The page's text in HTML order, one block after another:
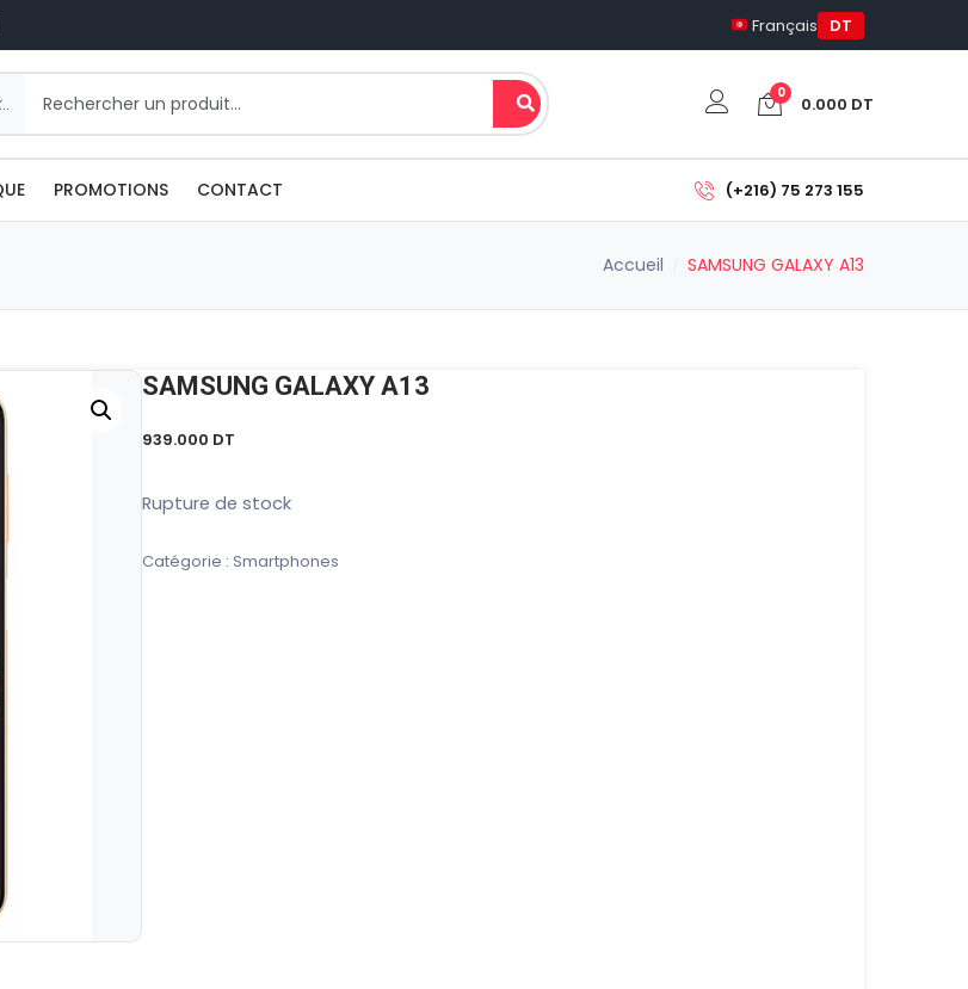
Français DT
0 0.000 DT
Sous-total: 0.000DT
PROMOTIONS CONTACT (+216) 75 273 155
Accueil SAMSUNG GALAXY A13
SAMSUNG GALAXY A13
939.000 DT
Rupture de stock
Catégorie : Smartphones